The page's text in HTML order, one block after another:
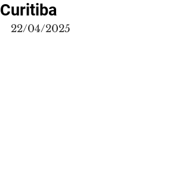
Curitiba
22/04/2025